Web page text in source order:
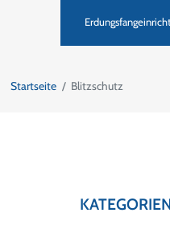
Startseite Blitzschutz